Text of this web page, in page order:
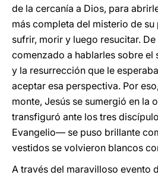
de la cercanía a Dios, para
más completa del misterio de
sufrir, morir y luego resucitar.
comenzado a hablarles sobre el
y la resurrección que le
aceptar esa perspectiva. Por
monte, Jesús se sumergió en la
transfiguró ante los tres
Evangelio— se puso brillante
vestidos se volvieron blancos
A través del maravilloso evento